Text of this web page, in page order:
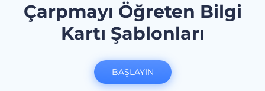
Çarpmayı Öğreten Bilgi
Kartı Şablonları
BAŞLAYIN